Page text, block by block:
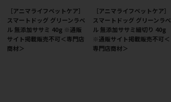
［アニマライフペットケア］
スマートドッグ グリーンラベ
ル 無添加ササミ 40g ※通販
サイト掲載販売不可＜専門店
商材＞
［アニマライフペットケア］
スマートドッグ グリーンラベ
ル 無添加ササミ細切り 40g
※通販サイト掲載販売不可＜
専門店商材＞